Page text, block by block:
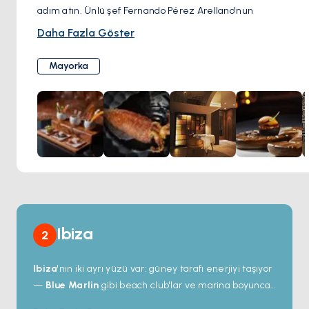
adım atın. Ünlü şef Fernando Pérez Arellano'nun
liderliğindeki bu restoran, geleneksel Mayorka mutfağına
vaat ediyor.
Fernando Pérez Arellano, Mayorka mutfağına derin bir
tutku duyan bir mutfak ustasıdır. Arellano'nun işine olan
bağlılığı ona Michelin yıldızı ve prestijli Şef Millesime ödülü
de dahil olmak üzere çok sayıda ödül kazandırdı.
Zaranda Restaurante'nin menüsü, en taze yerel
malzemeleri sergileyecek şekilde mevsimsel olarak
değişmektedir. Mallorca'nın berrak sularında yakalanan
özenle seçilmiş otlar ve sebzelere kadar her malzeme, en
yüksek kalite ve lezzeti sağlamak için özenle
seçilmektedir.
Daha Fazla Göster
Mayorka
2 Ibiza
Ibiza'nın iki ayrı yüzü var: güney tarafı enerjiyi taşıyor
— Blue Marlin gibi beach club'lar ve marina boyunca